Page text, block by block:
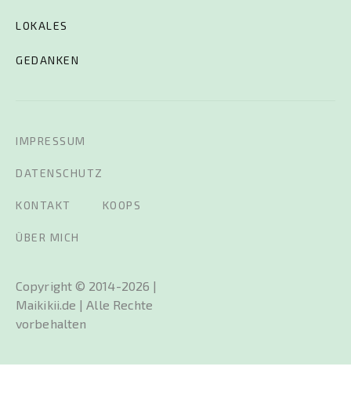
LOKALES
GEDANKEN
Copyright © 2014-2026 |
Maikikii.de | Alle Rechte
vorbehalten
IMPRESSUM
DATENSCHUTZ
KONTAKT KOOPS
ÜBER MICH